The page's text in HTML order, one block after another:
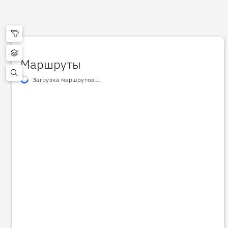
Маршруты
Загрузка маршрутов...